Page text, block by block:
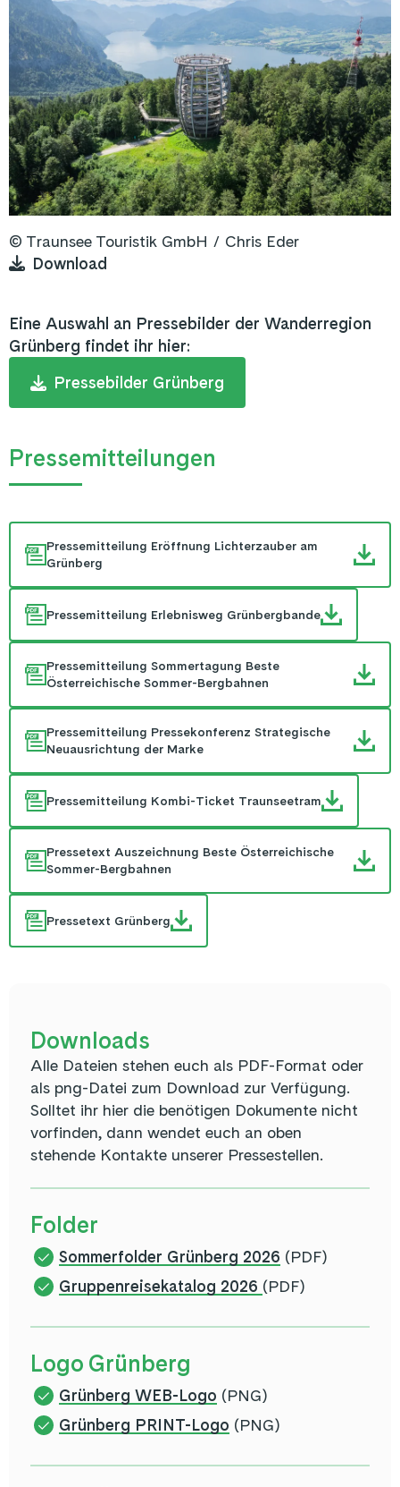
© Traunsee Touristik GmbH / Chris Eder
Download
Eine Auswahl an Pressebilder der Wanderregion
Grünberg findet ihr hier:
Pressebilder Grünberg
Pressemitteilungen
Pressemitteilung Eröffnung Lichterzauber am
Grünberg
Pressemitteilung Erlebnisweg Grünbergbande
Pressemitteilung Sommertagung Beste
Österreichische Sommer-Bergbahnen
Pressemitteilung Pressekonferenz Strategische
Neuausrichtung der Marke
Pressemitteilung Kombi-Ticket Traunseetram
Pressetext Auszeichnung Beste Österreichische
Sommer-Bergbahnen
Pressetext Grünberg
Downloads
Alle Dateien stehen euch als PDF-Format oder
als png-Datei zum Download zur Verfügung.
Solltet ihr hier die benötigen Dokumente nicht
vorfinden, dann wendet euch an oben
stehende Kontakte unserer Pressestellen.
Folder
Sommerfolder Grünberg 2026 (PDF)
Gruppenreisekatalog 2026 (PDF)
Logo Grünberg
Grünberg WEB-Logo (PNG)
Grünberg PRINT-Logo (PNG)